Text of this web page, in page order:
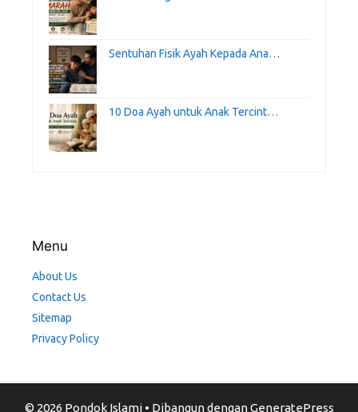
Sentuhan Fisik Ayah Kepada Ana…
10 Doa Ayah untuk Anak Tercint…
Menu
About Us
Contact Us
Sitemap
Privacy Policy
© 2026 Pondok Islami• Dibangun denganGeneratePress